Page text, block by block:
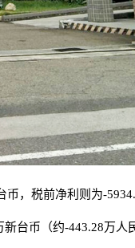
，税前净利则为-
台币（约-443.28万人